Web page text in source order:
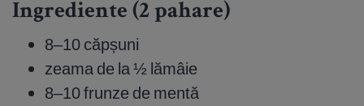
Ingrediente (2 pahare)
8–10 căpșuni
zeama de la ½ lămâie
8–10 frunze de mentă